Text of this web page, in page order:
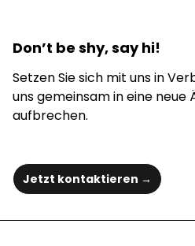
Don’t be shy, say hi!
Setzen Sie sich mit uns in
uns gemeinsam in eine neue
aufbrechen.
Jetzt kontaktieren →